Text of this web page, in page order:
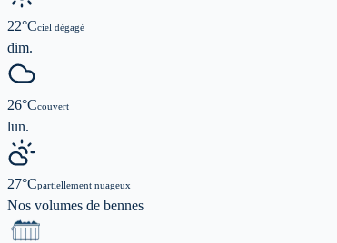
22°Cciel dégagé
dim.
26°Ccouvert
lun.
27°Cpartiellement nuageux
Nos volumes de bennes